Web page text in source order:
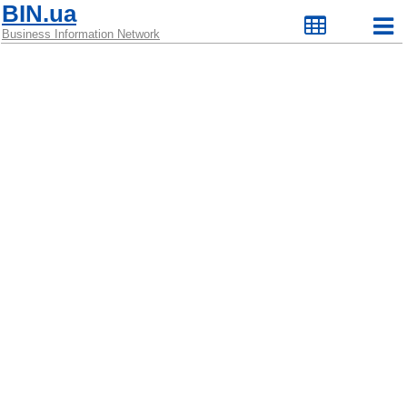
BIN.ua
Business Information Network